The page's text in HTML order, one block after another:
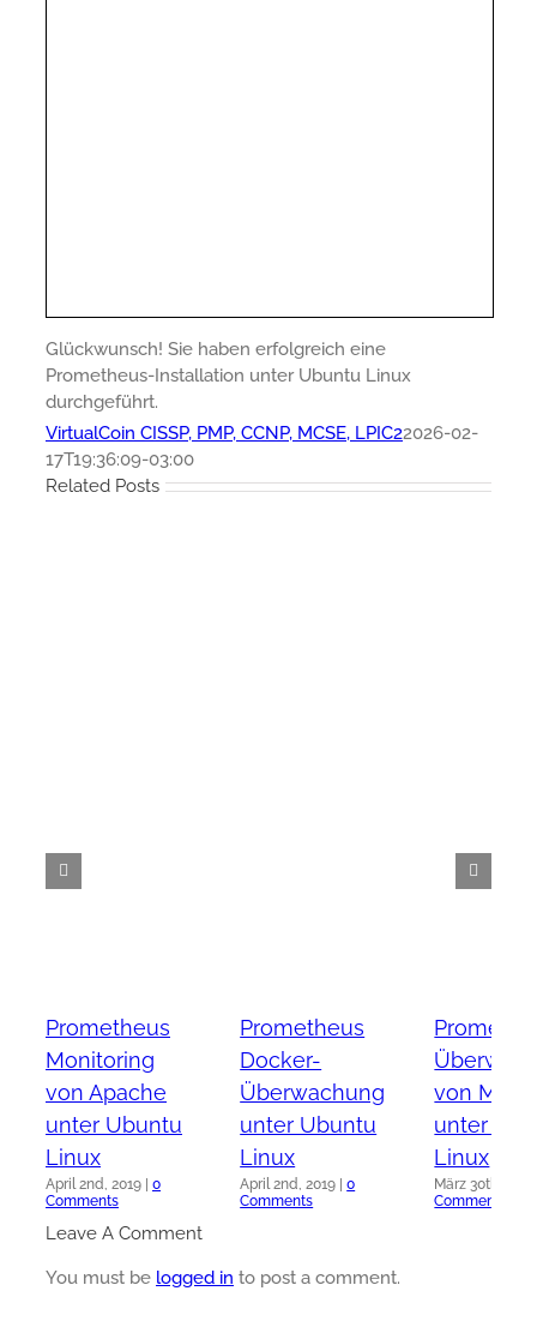
Glückwunsch! Sie haben erfolgreich eine
Prometheus-Installation unter Ubuntu Linux
durchgeführt.
VirtualCoin CISSP, PMP, CCNP, MCSE, LPIC22026-02-
17T19:36:09-03:00
Related Posts
Prometheus
Monitoring
von Apache
unter Ubuntu
Linux
April 2nd, 2019
0
Comments
Prometheus
Docker-
Überwachung
unter Ubuntu
Linux
April 2nd, 2019
0
Comments
von
unter
Linux
März 30th, 2019
Comments
Leave A Comment
You must be logged in to post a comment.